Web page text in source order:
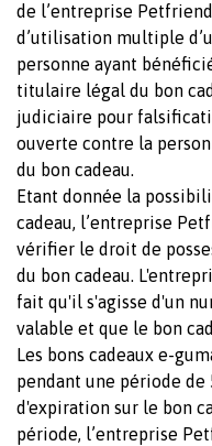
de l’entreprise
d’utilisation multiple
personne ayant
titulaire légal du bon
judiciaire pour
ouverte contre la
du bon cadeau.
Etant donnée la
cadeau, l’entreprise
vérifier le droit de
du bon cadeau.
fait qu'il s'agisse d'un
valable et que le bon
Les bons cadeaux e-
pendant une période de
d'expiration sur le bon
période, l’entreprise